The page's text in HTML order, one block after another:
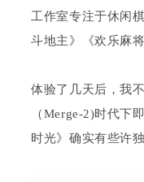
工作室专注于休闲
斗地主》
《欢乐麻
体验了几天后，我
（Merge-2)时代下
时光》确实有些许独